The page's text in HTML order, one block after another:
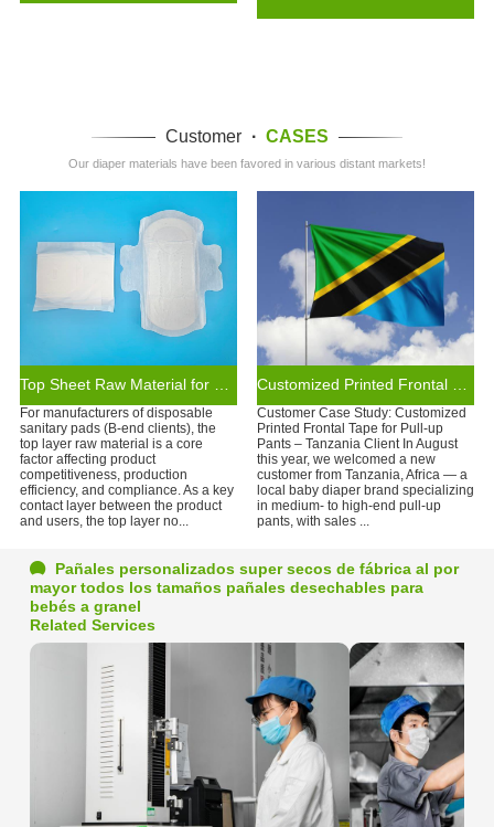
Customer · CASES
Our diaper materials have been favored in various distant markets!
For manufacturers of disposable
sanitary pads (B-end clients), the
top layer raw material is a core
factor affecting product
competitiveness, production
efficiency, and compliance. As a key
contact layer between the product
and users, the top layer no...
Customer Case Study: Customized
Printed Frontal Tape for Pull-up
Pants – Tanzania Client In August
this year, we welcomed a new
customer from Tanzania, Africa — a
local baby diaper brand specializing
in medium- to high-end pull-up
pants, with sales ...
Pañales personalizados super secos de fábrica al por
mayor todos los tamaños pañales desechables para
bebés a granel
Related Services